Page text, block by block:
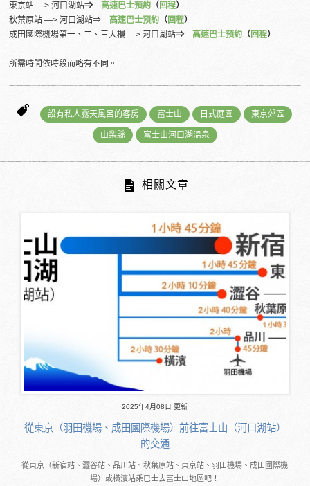
東京站 ―> 河口湖站⇒ 高速巴士預約 （回程）
秋葉原站 ―> 河口湖站⇒ 高速巴士預約 （回程）
成田國際機場第一、二、三大樓 ―> 河口湖站⇒ 高速巴士預約 （回程）
所需時間依時段而略有不同。
設有私人露天風呂的客房 富士山 日式庭園 東京郊區
山梨縣 富士山河口湖溫泉
相關文章
2025年4月08日 更新
從東京（羽田機場、成田國際機場）前往富士山（河口湖站）
的交通
從東京（新宿站、澀谷站、品川站、秋葉原站、東京站、羽田機場、成田國際機
場）或橫濱站乘巴士去富士山地區吧！